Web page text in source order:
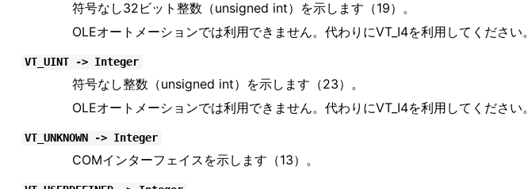
符号なし32ビット整数（unsigned int）を示します（19）。
OLEオートメーションでは利用できません。代わりにVT_I4を利用してください。
VT_UINT -> Integer
符号なし整数（unsigned int）を示します（23）。
OLEオートメーションでは利用できません。代わりにVT_I4を利用してください。
VT_UNKNOWN -> Integer
COMインターフェイスを示します（13）。